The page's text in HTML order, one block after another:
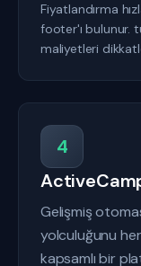
Fiyatlandırma
footer'ı bulunur.
maliyetleri
4
Gelişmiş
yolculuğunu
kapsamlı bir